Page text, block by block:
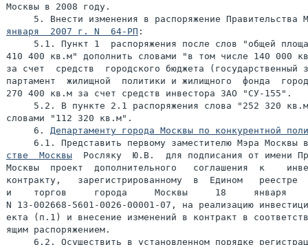
Москвы в 2008 году.
5. Внести изменения в распоряжение Правительства
января  2007 г. N  64-РП :
5.1. Пункт 1  распоряжения после слов "общей
410 400 кв.м" дополнить словами "в том числе 140 000
за счет  средств  городского бюджета (государственный
партамент  жилищной  политики и жилищного  фонда
270 400 кв.м за счет средств инвестора ЗАО "СУ-155".
5.2. В пункте 2.1 распоряжения слова "252 320
словами "112 320 кв.м".
     6.
Департаменту города Москвы по конкурентной
6.1. Представить первому заместителю Мэра Москвы
стве  Москвы
Росляку  Ю.В.  для подписания от имени
Москвы  проект  дополнительного   соглашения  к
контракту,   зарегистрированному  в  Едином   реестре
и    торгов     города     Москвы     18     января
N 13-002668-5601-0026-00001-07, на реализацию
екта (п.1) и внесение изменений в контракт в
ящим распоряжением.
6.2. Осуществить в установленном порядке